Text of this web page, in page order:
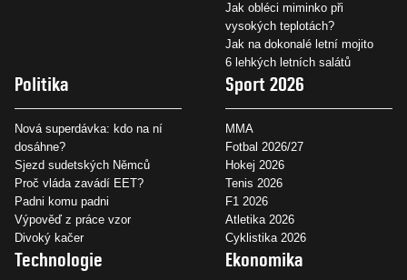
Jak obléci miminko při
vysokých teplotách?
Jak na dokonalé letní mojito
6 lehkých letních salátů
Politika
Nová superdávka: kdo na ní
dosáhne?
Sjezd sudetských Němců
Proč vláda zavádí EET?
Padni komu padni
Výpověď z práce vzor
Divoký kačer
Sport 2026
MMA
Fotbal 2026/27
Hokej 2026
Tenis 2026
F1 2026
Atletika 2026
Cyklistika 2026
Technologie Ekonomika